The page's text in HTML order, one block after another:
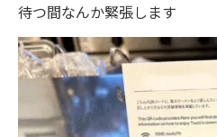
待つ間なんか緊張します